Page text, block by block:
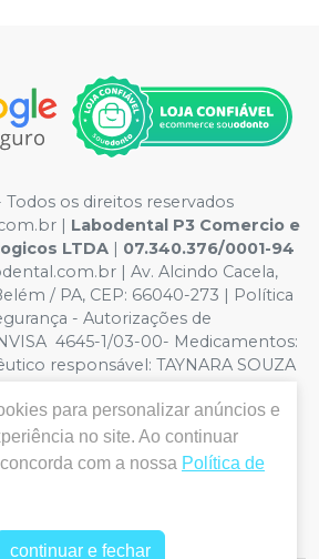
os direitos reservados
| Labodental P3 Comercio e
LTDA | 07.340.376/0001-94
| Av. Alcindo Cacela,
/ PA, CEP: 66040-273 | Política
- Autorizações de
4645-1/03-00- Medicamentos:
responsável: TAYNARA SOUZA
6965 |
ilustrativas - Os preços e
estão sujeitos a alterações. Em
de preços no site, o valor válido é o
Não vendemos por atacado,
o direito de não atender
volumes pelo site.
para personalizar anúncios e
no site. Ao continuar
com a nossa Política de
continuar e fechar